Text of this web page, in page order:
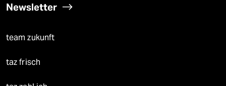
Newsletter
team zukunft
taz frisch